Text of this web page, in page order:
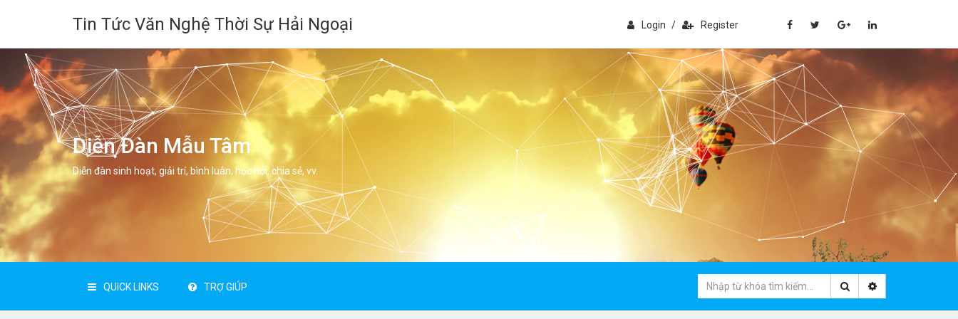
Tin Tức Văn Nghệ Thời Sự Hải Ngoại Login / Register
Diễn Đàn Mẫu Tâm
Diễn đàn sinh hoạt, giải trí, bình luân, học hỏi, chia sẻ, vv.
QUICK LINKS TRỢ GIÚP